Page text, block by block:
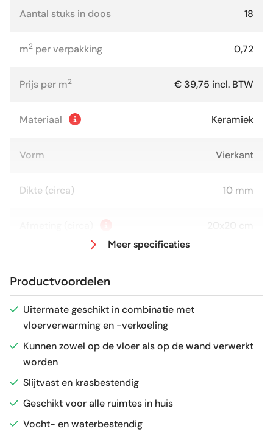
Aantal stuks in doos 18
m2 per verpakking 0,72
Prijs per m2 € 39,75 incl. BTW
Materiaal Keramiek
Vorm Vierkant
Dikte (circa) 10 mm
Glans / Mat Mat
Gerectificeerd
Vorstbestendig
Sortering
Meer specificaties
Productvoordelen
Uitermate geschikt in combinatie met
vloerverwarming en -verkoeling
Kunnen zowel op de vloer als op de wand verwerkt
worden
Slijtvast en krasbestendig
Geschikt voor alle ruimtes in huis
Vocht- en waterbestendig